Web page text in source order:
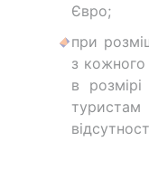
Євро;
при
з
в